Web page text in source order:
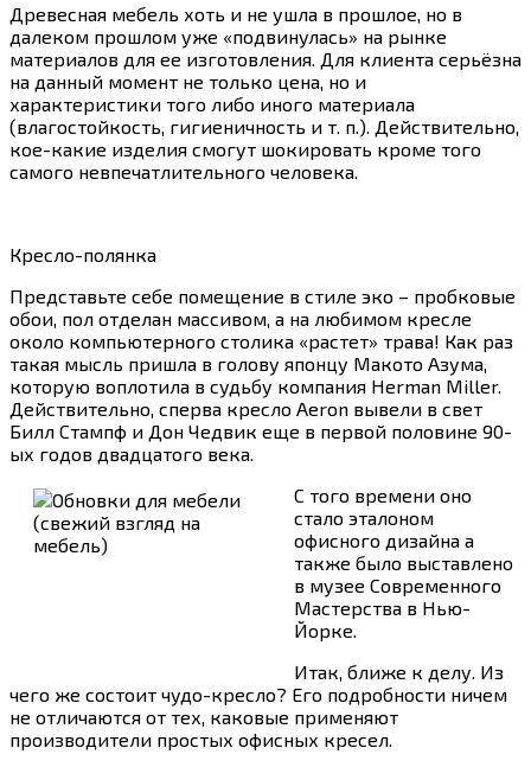
Древесная мебель хоть и не ушла в прошлое, но в
далеком прошлом уже «подвинулась» на рынке
материалов для ее изготовления. Для клиента серьёзна
на данный момент не только цена, но и
характеристики того либо иного материала
(влагостойкость, гигиеничность и т. п.). Действительно,
кое-какие изделия смогут шокировать кроме того
самого невпечатлительного человека.
Кресло-полянка
Представьте себе помещение в стиле эко – пробковые
обои, пол отделан массивом, а на любимом кресле
около компьютерного столика «растет» трава! Как раз
такая мысль пришла в голову японцу Макото Азума,
которую воплотила в судьбу компания Herman Miller.
Действительно, сперва кресло Aeron вывели в свет
Билл Стампф и Дон Чедвик еще в первой половине 90-
ых годов двадцатого века.
С того времени оно
стало эталоном
офисного дизайна а
также было выставлено
в музее Современного
Мастерства в Нью-
Йорке.
Итак, ближе к делу. Из
чего же состоит чудо-кресло? Его подробности ничем
не отличаются от тех, каковые применяют
производители простых офисных кресел.